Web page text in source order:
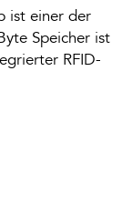
ist einer der
Speicher ist
RFID-